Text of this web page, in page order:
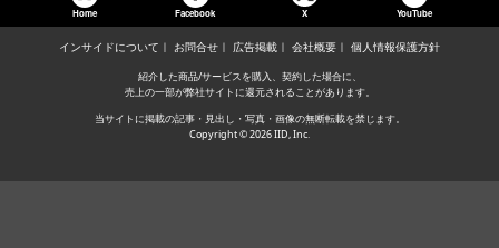
Home Facebook X YouTube
インサイドについて お問合せ 広告掲載 会社概要 個人情報保護方針
紹介した商品/サービスを購入、契約した場合に、
売上の一部が弊社サイトに還元されることがあります。
当サイトに掲載の記事・見出し・写真・画像の無断転載を禁じます。
Copyright © 2026 IID, Inc.